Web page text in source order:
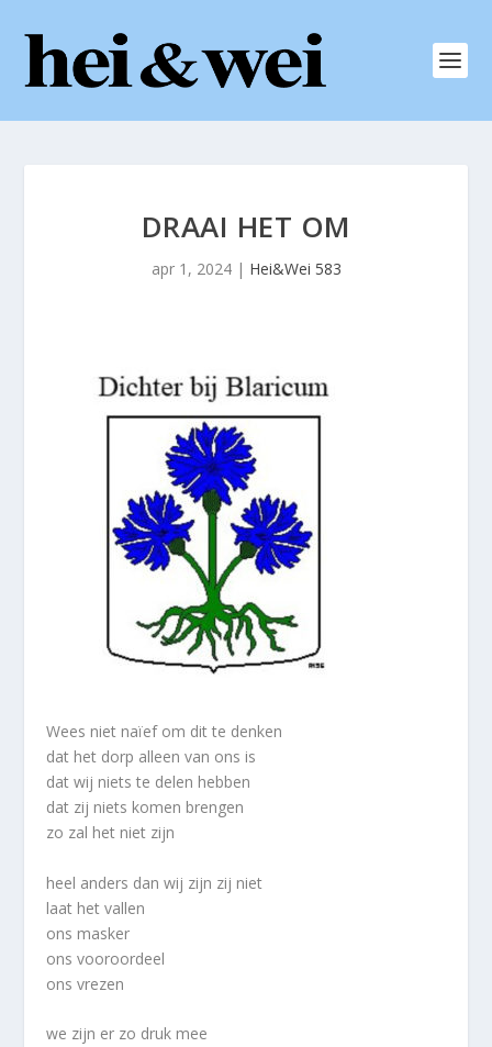
DRAAI HET OM
apr 1, 2024| Hei&Wei 583
Wees niet naïef om dit te denken
dat het dorp alleen van ons is
dat wij niets te delen hebben
dat zij niets komen brengen
zo zal het niet zijn
heel anders dan wij zijn zij niet
laat het vallen
ons masker
ons vooroordeel
ons vrezen
we zijn er zo druk mee